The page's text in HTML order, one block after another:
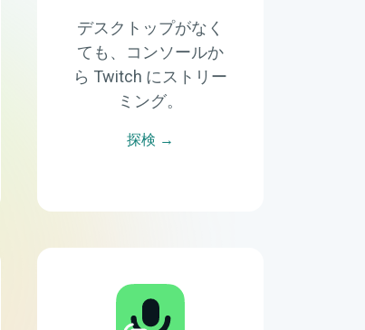
デスクトップがなく
ても、コンソールか
ら Twitch にストリー
ミング。
探検 →